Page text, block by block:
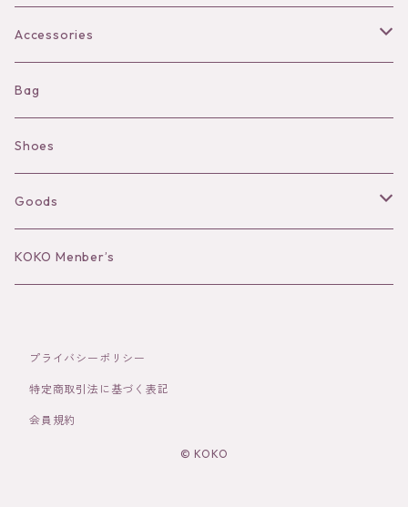
Bra
Shorts
Camisole
Long sleeve
Accessories
Necklace
Pierce/Earring
Ear Cuff
Bracelet／Bangle
Brooch
Hair Accessories
Bag
Shoes
Goods
Hat
Socks
KOKO Menber’s
プライバシーポリシー
特定商取引法に基づく表記
会員規約
© KOKO